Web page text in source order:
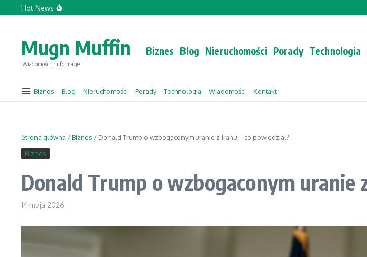
Przejdź do treści
Hot News Opinie
Mugn Muffin
Wiadomości i informacje
Biznes Blog Nieruchomości Porady Technologia
Biznes Blog Nieruchomości Porady Technologia Wiadomości Kontakt
Strona główna /Biznes / Donald Trump o wzbogaconym uranie z Iranu – co powiedział?
Biznes
Donald Trump o wzbogaconym uranie
14 maja 2026